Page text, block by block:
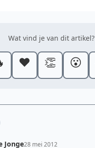
Wat vind je van dit artikel?
❤️ 👏 😮
Jonge28 mei 2012